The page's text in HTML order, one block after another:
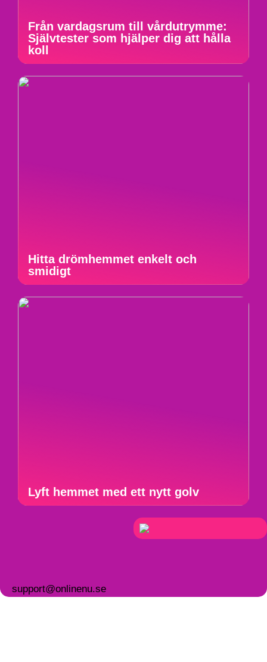
Från vardagsrum till vårdutrymme:
Självtester som hjälper dig att hålla
koll
Hitta drömhemmet enkelt och
smidigt
Lyft hemmet med ett nytt golv
support@onlinenu.se